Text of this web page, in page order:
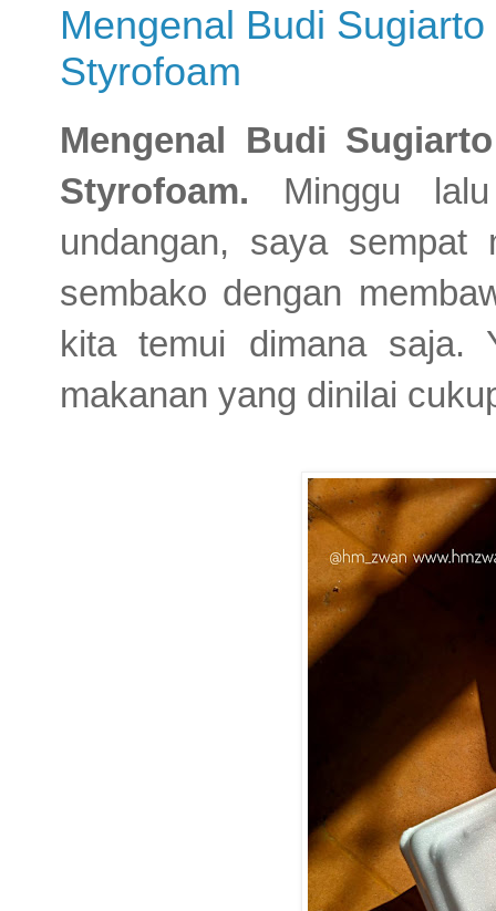
Mengenal Budi
Styrofoam
Mengenal Budi
Styrofoam. Minggu
undangan, saya
sembako dengan
kita temui dimana saja.
makanan yang dinilai